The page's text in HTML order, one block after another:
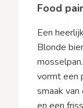
Food
Een
Blonde
vormt een
smaak